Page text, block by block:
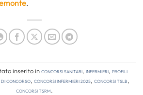
.
inserito inConcorsi Sanitari, Infermieri, Profili
di concorso, concorsi infermieri 2025, concorsi tslb,
concorsi tsrm.